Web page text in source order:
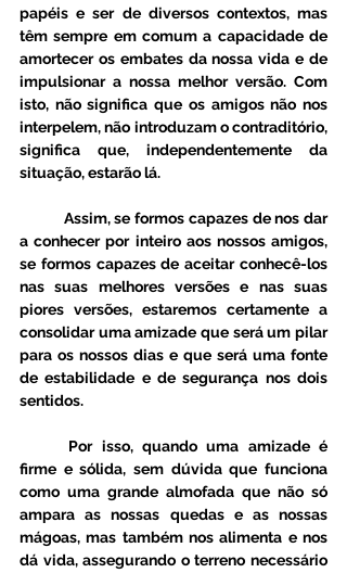
papéis e ser de diversos contextos, mas
têm sempre em comum a capacidade de
amortecer os embates da nossa vida e de
impulsionar a nossa melhor versão. Com
isto, não significa que os amigos não nos
interpelem, não introduzam o contraditório,
significa que, independentemente da
situação, estarão lá.
a conhecer por inteiro aos nossos amigos,
se formos capazes de aceitar conhecê-los
nas suas melhores versões e nas suas
piores versões, estaremos certamente a
consolidar uma amizade que será um pilar
para os nossos dias e que será uma fonte
de estabilidade e de segurança nos dois
sentidos.
firme e sólida, sem dúvida que funciona
como uma grande almofada que não só
ampara as nossas quedas e as nossas
mágoas, mas também nos alimenta e nos
dá vida, assegurando o terreno necessário